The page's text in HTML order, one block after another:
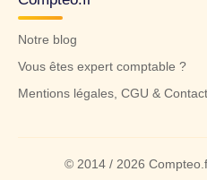
Notre blog
Vous êtes expert comptable ?
Mentions légales, CGU & Contact
© 2014 / 2026